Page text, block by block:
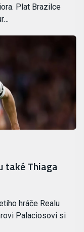
Plat Brazilce
také Thiaga
hráče Realu
Palaciosovi si